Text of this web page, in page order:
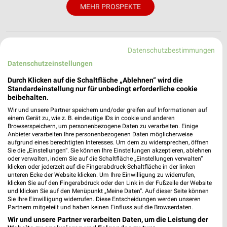
MEHR PROSPEKTE
weekli - Prospekte & Angebote App
Alle Höffner Angebote immer griffbereit – mit der kostenlosen
weekli App für iOS & Android.
✔Standortgenaue Angebote
✔Folge deinem Lieblingshändler
✔Push-Benachrichtigungen bei neuen Prospekten
✔Einkaufsliste - Einkauf stressfrei planen
JETZT LADEN UND SPAREN!
Datenschutzbestimmungen
Datenschutzeinstellungen
Durch Klicken auf die Schaltfläche „Ablehnen“ wird die
Standardeinstellung nur für unbedingt erforderliche cookie
beibehalten.
Wir und unsere Partner speichern und/oder greifen auf Informationen auf
einem Gerät zu, wie z. B. eindeutige IDs in cookie und anderen
Browserspeichern, um personenbezogene Daten zu verarbeiten. Einige
Anbieter verarbeiten Ihre personenbezogenen Daten möglicherweise
aufgrund eines berechtigten Interesses. Um dem zu widersprechen, öffnen
Sie die „Einstellungen“. Sie können Ihre Einstellungen akzeptieren, ablehnen
oder verwalten, indem Sie auf die Schaltfläche „Einstellungen verwalten“
klicken oder jederzeit auf die Fingerabdruck-Schaltfläche in der linken
unteren Ecke der Website klicken. Um Ihre Einwilligung zu widerrufen,
klicken Sie auf den Fingerabdruck oder den Link in der Fußzeile der Website
und klicken Sie auf den Menüpunkt „Meine Daten“. Auf dieser Seite können
Sie Ihre Einwilligung widerrufen. Diese Entscheidungen werden unseren
Partnern mitgeteilt und haben keinen Einfluss auf die Browserdaten.
Wir und unsere Partner verarbeiten Daten, um die Leistung der